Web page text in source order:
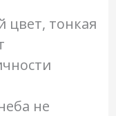
тонкая
не